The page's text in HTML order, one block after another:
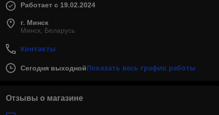
Работает с 19.02.2024
г. Минск
Минск, Беларусь
Контакты
Сегодня выходнойПоказать весь график работы
Отзывы о магазине